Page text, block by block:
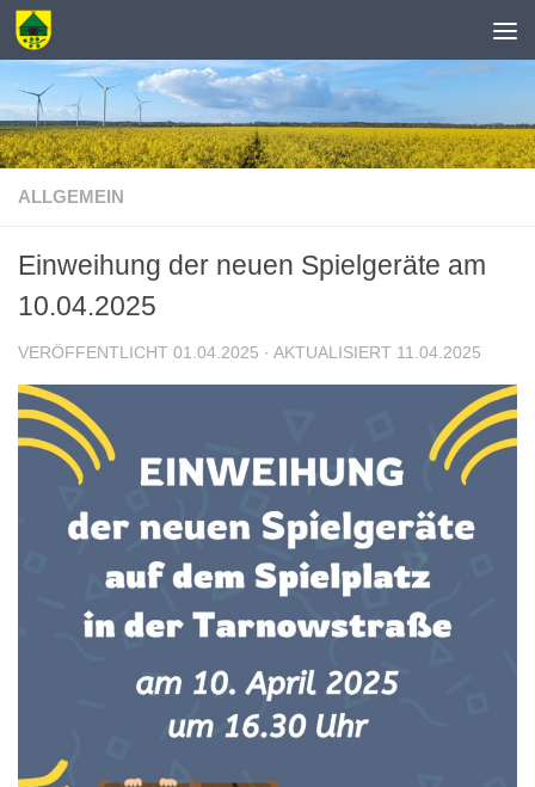
Zum Inhalt springen
ALLGEMEIN
Einweihung der neuen Spielgeräte am
10.04.2025
VERÖFFENTLICHT 01.04.2025 · AKTUALISIERT 11.04.2025